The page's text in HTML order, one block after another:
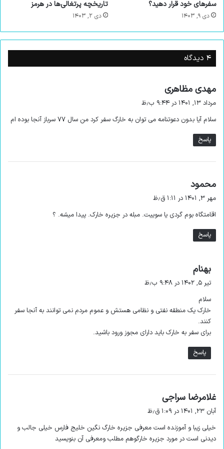
نمی‌توانید در همه جای این جزیره ببینید و تنها در اماکن صنعتی و
توصیه میکنم قبل از رفتن به محل کار اول یک گشتی در اطراف و
دیدنی‌های خارکبزنید تا تصویر ذهنی مخربی که همکاران و
دوستان از آب و هوای خارک برای شما توضیح داده‌اند از بین برود و
مطالعه کنید: معرفی زیباترین جزایر ایران
جاذبه های دیدنی برای بازدید در
جزیره خارک
از آنجا که این جزیره جزو منابع مهم کشورمان و یکی از قدیمی‌ترین
جزیره‌های ایران به شمار می‌رود، پر از جاذبه های تاریخی و دیدنی
است که حتی با رفتن کنار ساحل این جزیره هم می‌توانید از
زیبایی‌های آن بهره ببرید.
در ادامه مطلب ما بهترین جاذبه های تاریخی/ تفریحی جزیره ی
خارک را به شما معرفی میکنیم تا با اطلاعات بیشتری به آنجا سفر
کنید.
سفرهای خود قرار دهید؟
دی ۹, ۱۴۰۳
تاریخچه پرتغالی‌ها در هرمز
دی ۲, ۱۴۰۳
۴ دیدگاه
مهدی مظاهری
ف
:
مرداد ۱۳, ۱۴۰۱ در ۹:۴۴ ب٫ظ
سلام آیا بدون دعوتنامه می توان به خارگ سفر کرد من سال ۷۷ سرباز آنجا بوده ام
پاسخ
محمود
ف
:
مهر ۳, ۱۴۰۱ در ۱:۱۱ ق٫ظ
اقامتگاه بوم گردی یا سوییت. مبله در جزیره خارک. پیدا میشه. ؟
پاسخ
بهنام
ف
تیر ۵, ۱۴۰۲ در ۹:۴۸ ب٫ظ
سلام
خارک یک منطقه نفتی و نظامی هستش و عموم مردم نمی توانند به آنجا سفر
کنند.
برای سفر به خارک باید دارای مجوز ورود باشید.
پاسخ
غلامرضا سراجی
ت
:
آبان ۲۳, ۱۴۰۱ در ۱:۰۹ ق٫ظ
خیلی زیبا و آموزنده است معرفی جزیره خارگ نگین خلیج فارس خیلی جالب و
دیدنی است در مورد جزیره خارگوهم مطلب ومعرفی آن بنویسید